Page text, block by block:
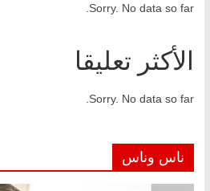
Sorry. No data so far.
الأكثر تعليقا
Sorry. No data so far.
ناس وناس